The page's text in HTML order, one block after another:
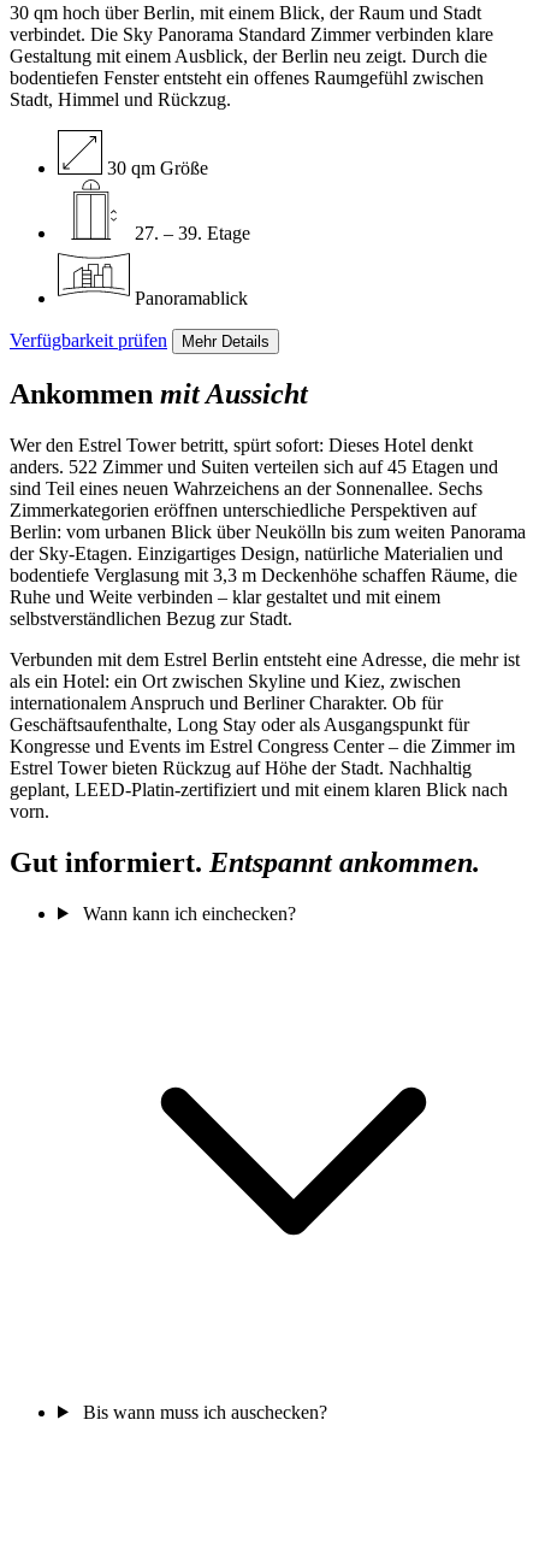
30 qm hoch über Berlin, mit einem Blick, der Raum und Stadt
verbindet. Die Sky Panorama Standard Zimmer verbinden klare
Gestaltung mit einem Ausblick, der Berlin neu zeigt. Durch die
bodentiefen Fenster entsteht ein offenes Raumgefühl zwischen
Stadt, Himmel und Rückzug.
30 qm Größe
27. – 39. Etage
Panoramablick
Verfügbarkeit prüfen Mehr Details
Ankommen mit Aussicht
Wer den Estrel Tower betritt, spürt sofort: Dieses Hotel denkt
anders. 522 Zimmer und Suiten verteilen sich auf 45 Etagen und
sind Teil eines neuen Wahrzeichens an der Sonnenallee. Sechs
Zimmerkategorien eröffnen unterschiedliche Perspektiven auf
Berlin: vom urbanen Blick über Neukölln bis zum weiten Panorama
der Sky-Etagen. Einzigartiges Design, natürliche Materialien und
bodentiefe Verglasung mit 3,3 m Deckenhöhe schaffen Räume, die
Ruhe und Weite verbinden – klar gestaltet und mit einem
selbstverständlichen Bezug zur Stadt.
Verbunden mit dem Estrel Berlin entsteht eine Adresse, die mehr ist
als ein Hotel: ein Ort zwischen Skyline und Kiez, zwischen
internationalem Anspruch und Berliner Charakter. Ob für
Geschäftsaufenthalte, Long Stay oder als Ausgangspunkt für
Kongresse und Events im Estrel Congress Center – die Zimmer im
Estrel Tower bieten Rückzug auf Höhe der Stadt. Nachhaltig
geplant, LEED-Platin-zertifiziert und mit einem klaren Blick nach
vorn.
Gut informiert. Entspannt ankommen.
Wann kann ich einchecken?
Bis wann muss ich auschecken?